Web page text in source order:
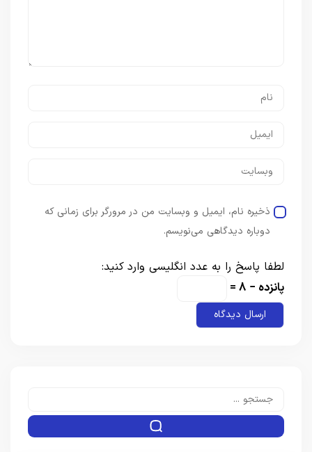
ذخیره نام، ایمیل و وبسایت من در مرورگر برای زمانی که
دوباره دیدگاهی می‌نویسم.
لطفا پاسخ را به عدد انگلیسی وارد کنید:
پانزده − 8 =